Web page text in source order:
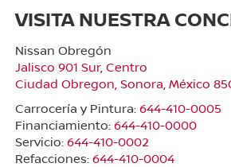
VISITA NUESTRA
Nissan Obregón
Jalisco 901 Sur, Centro
Ciudad Obregon Sonora , México
Carrocería y Pintura: 644-410-0005
Financiamiento: 644-410-0000
Servicio: 644-410-0002
Refacciones: 644-410-0004